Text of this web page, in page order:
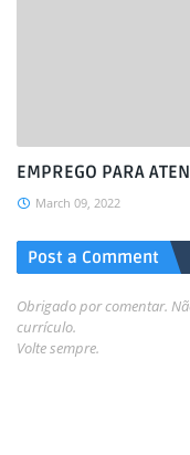
EMPREGO PARA
March 09, 2022
Post a Comment
Obrigado por comentar.
currículo.
Volte sempre.